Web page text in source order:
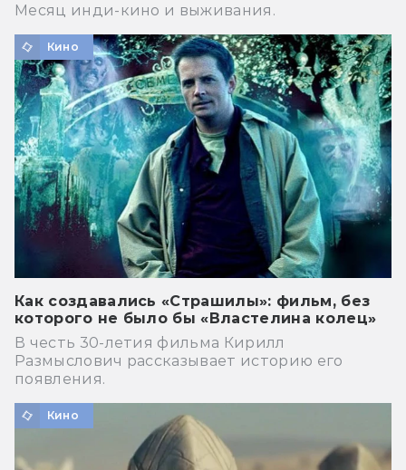
Месяц инди-кино и выживания.
Кино
Как создавались «Страшилы»: фильм, без
которого не было бы «Властелина колец»
В честь 30-летия фильма Кирилл
Размыслович рассказывает историю его
появления.
Кино